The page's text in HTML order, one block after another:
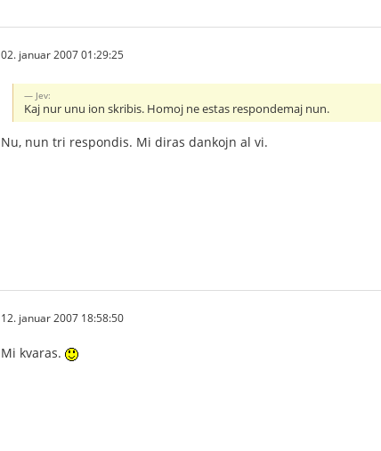
02. januar 2007 01:29:25
Jev:
Kaj nur unu ion skribis. Homoj ne estas respondemaj nun.
Nu, nun tri respondis. Mi diras dankojn al vi.
12. januar 2007 18:58:50
Mi kvaras.